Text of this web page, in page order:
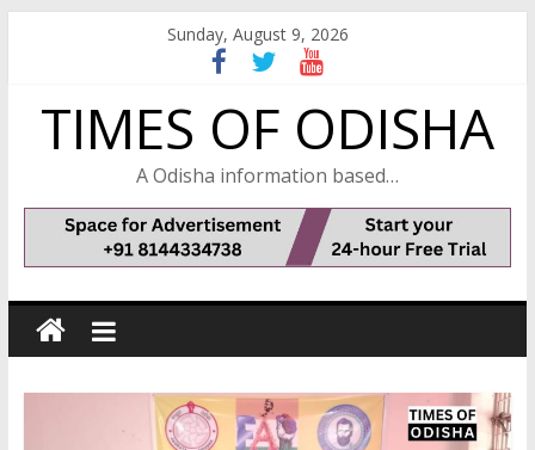
Sunday, August 9, 2026
TIMES OF ODISHA
A Odisha information based…